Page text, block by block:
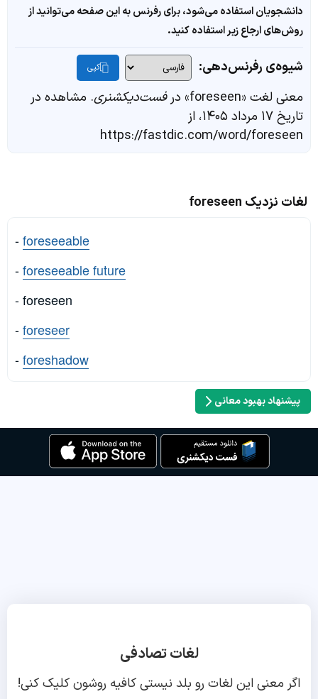
دانشجویان استفاده می‌شود، برای رفرنس به این صفحه می‌توانید از
روش‌های ارجاع زیر استفاده کنید.
شیوه‌ی رفرنس‌دهی: کپی
معنی لغت «foreseen» در فست‌دیکشنری. مشاهده در
تاریخ ۱۷ مرداد ۱۴۰۵، از
https://fastdic.com/word/foreseen
لغات نزدیک foreseen
-foreseeable
-foreseeable future
- foreseen
-foreseer
-foreshadow
پیشنهاد بهبود معانی
لغات تصادفی
اگر معنی این لغات رو بلد نیستی کافیه روشون کلیک کنی!